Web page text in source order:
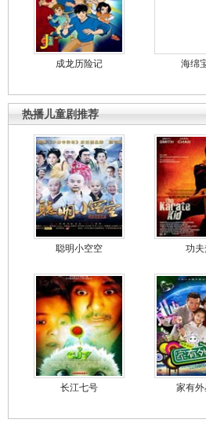
成龙历险记 海绵
热播儿童剧推荐
聪明小空空 功
长江七号 家有外